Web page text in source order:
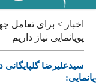
اخبار > برای تعامل
پویانمایی نیاز داریم
سیدعلیرضا گلپایگانی